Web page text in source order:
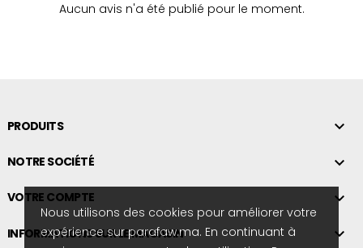
Nous utilisons des cookies pour améliorer votre
expérience sur parafaw.ma. En continuant à
Aucun avis n'a été publié pour le moment.
PRODUITS 
NOTRE SOCIÉTÉ 
VOTRE COMPTE 
INFORMATIONS SUR LE MAGASIN 